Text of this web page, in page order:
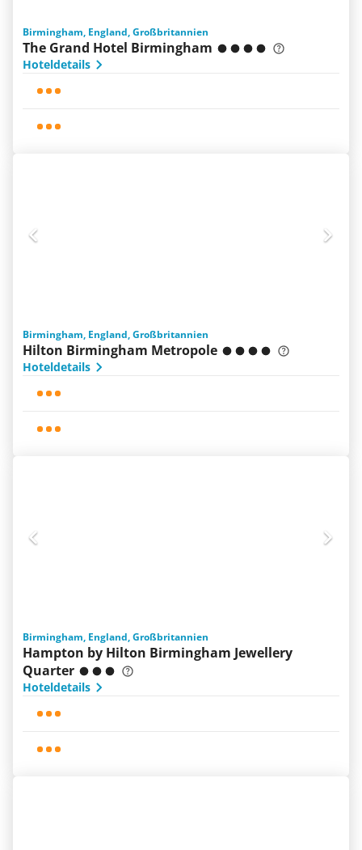
Birmingham, England, Großbritannien
The Grand Hotel Birmingham
Hoteldetails
Birmingham, England, Großbritannien
Hilton Birmingham Metropole
Hoteldetails
Birmingham, England, Großbritannien
Hampton by Hilton Birmingham Jewellery
Quarter
Hoteldetails